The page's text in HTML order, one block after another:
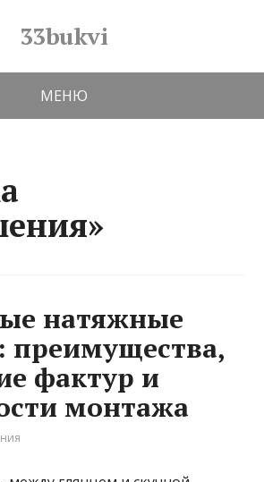
33bukvi
МЕНЮ
натяжные
преимущества,
фактур и
монтажа